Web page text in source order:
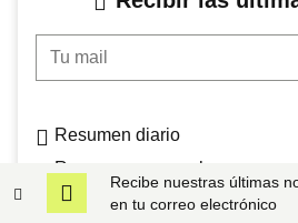
Recibe nuestras últimas
en tu correo electrónico
Tu mail
Resumen diario
Resumen semanal
Mercado de lujo (mensual)